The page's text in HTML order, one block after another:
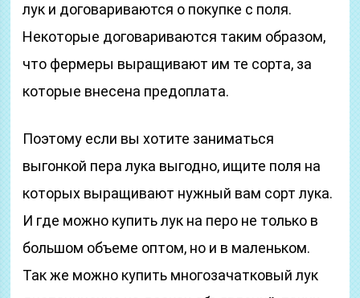
лук и договариваются о покупке с поля.
Некоторые договариваются таким образом,
что фермеры выращивают им те сорта, за
которые внесена предоплата.
Поэтому если вы хотите заниматься
выгонкой пера лука выгодно, ищите поля на
которых выращивают нужный вам сорт лука.
И где можно купить лук на перо не только в
большом объеме оптом, но и в маленьком.
Так же можно купить многозачатковый лук